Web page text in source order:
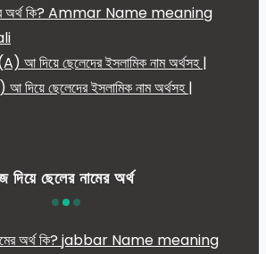
অর্থ কি? Ammar Name meaning
ছেলেদের ইসলামিক নাম অর্থসহ |
দিয়ে ছেলের নামের অর্থ